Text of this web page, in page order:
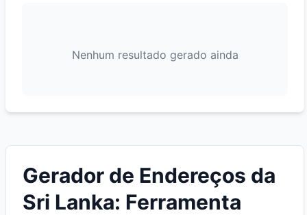
Nenhum resultado gerado ainda
Gerador de Endereços da
Sri Lanka: Ferramenta